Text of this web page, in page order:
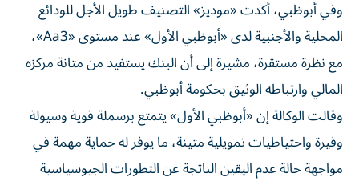
وفي أبوظبي، أكدت «موديز» التصنيف طويل الأجل للودائع
المحلية والأجنبية لدى «أبوظبي الأول» عند مستوى «Aa3»،
مع نظرة مستقرة، مشيرة إلى أن البنك يستفيد من متانة مركزه
المالي وارتباطه الوثيق بحكومة أبوظبي.
وقالت الوكالة إن «أبوظبي الأول» يتمتع برسملة قوية وسيولة
وفيرة واحتياطيات تمويلية متينة، ما يوفر له حماية مهمة في
مواجهة حالة عدم اليقين الناتجة عن التطورات الجيوسياسية